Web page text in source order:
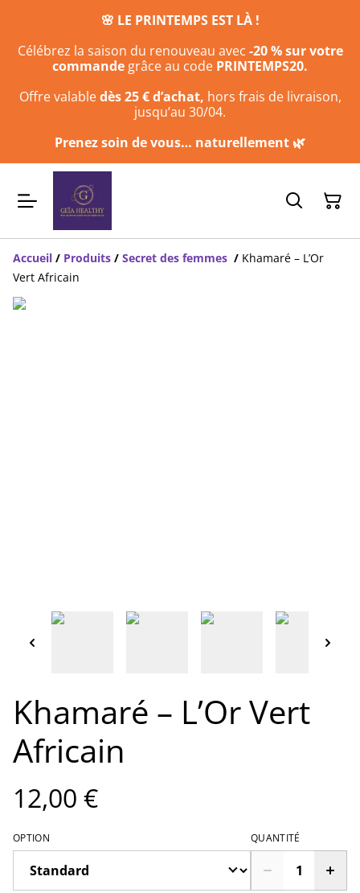
🌸 LE PRINTEMPS EST LÀ !
Célébrez la saison du renouveau avec -20 % sur votre
commande grâce au code PRINTEMPS20.
Offre valabledès 25 € d’achat, hors frais de livraison,
jusqu’au 30/04.
Prenez soin de vous… naturellement 🌿
Accueil / Produits / Secret des femmes / Khamaré – L’Or
Vert Africain
Khamaré – L’Or Vert
Africain
12,00 €
OPTION QUANTITÉ